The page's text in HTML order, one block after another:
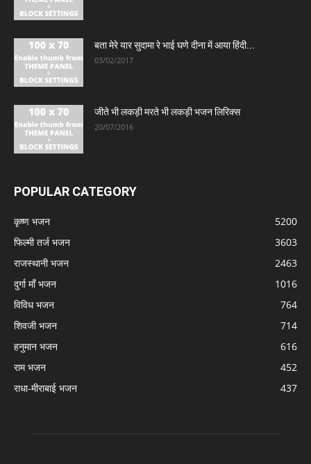
बता मेरे यार सुदामा रे भाई घणे दीना में आया हिंदी...
03/02/2017
जीते भी लकड़ी मरते भी लकड़ी भजन लिरिक्स
20/07/2016
POPULAR CATEGORY
कृष्ण भजन
5200
फिल्मी तर्ज भजन
3603
राजस्थानी भजन
2463
दुर्गा माँ भजन
1016
विविध भजन
764
शिवजी भजन
714
हनुमान भजन
616
राम भजन
452
राधा-मीराबाई भजन
437